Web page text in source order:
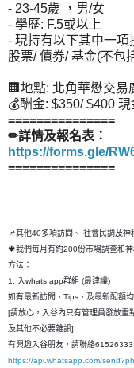
- 23-45歲 ，男/女
- 學歷: F.5或以上
- 現持有以下其中一項
股票/ 債券/ 基金(不包
🏢地點: 北角華懋交易
💰酬金: $350/ $400 現
===============
✏詳情及報名表：
https://forms.gle/
===============
📌其他40多項訪問、 社會民調及神
🍁我們每月有約200份市場調查和
方法：
1. 入whats app群組 (最建議)
如有最新訪問、Tips、及最新配額
[請放心，入谷內只有管理員發放重
及其他不必要雜訊]
有興趣入谷朋友，請聯絡
https://api.whatsapp.com/